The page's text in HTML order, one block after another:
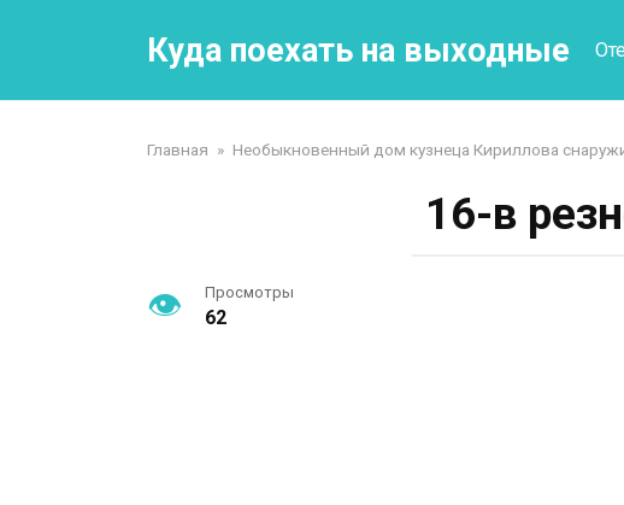
Куда поехать на выходные
Главная » Необыкновенный дом кузнеца Кириллова
16-в
Просмотры
62